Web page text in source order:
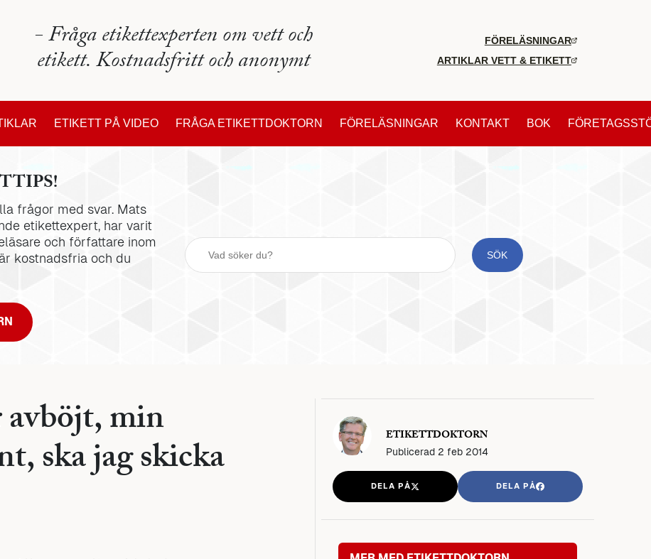
- Fråga etikettexperten om vett och
etikett. Kostnadsfritt och anonymt
FÖRELÄSNINGAR
ARTIKLAR VETT & ETIKETT
ETIKETT PÅ VIDEO FRÅGA ETIKETTDOKTORN FÖRELÄSNINGAR KONTAKT BOK
frågor med svar. Mats
etikettexpert, har varit
och författare inom
kostnadsfria och du
min
ska jag skicka ETIKETTDOKTORN
Publicerad 2 feb 2014
DELA PÅ DELA PÅ